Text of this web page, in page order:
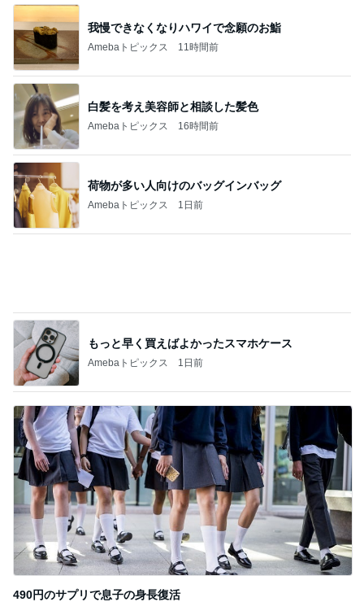
もっと早く買えばよかったスマホケース
Amebaトピックス 1日前
490円のサプリで息子の身長復活
Amebaトピックス
記事を読む
モト 予約が取れない寿司屋で食事
Amebaトピックス 1日前
堀ちえみ 遊び疲れた愛犬の姿
Amebaトピックス 1日前